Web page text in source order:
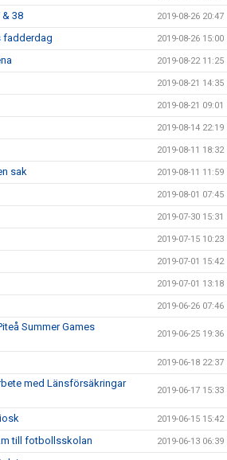
& 38 2019-08-26 20:47
fadderdag 2019-08-26 15:00
2019-08-22 11:25
2019-08-21 14:35
2019-08-21 09:01
2019-08-14 22:19
2019-08-11 18:32
sak 2019-08-11 11:59
2019-08-01 07:45
2019-07-30 15:31
2019-07-15 10:23
2019-07-01 15:42
2019-07-01 13:18
2019-06-26 07:46
Summer Games
2019-06-25 19:36
2019-06-18 22:37
med Länsförsäkringar
2019-06-17 15:33
2019-06-15 15:42
till fotbollsskolan 2019-06-13 06:39